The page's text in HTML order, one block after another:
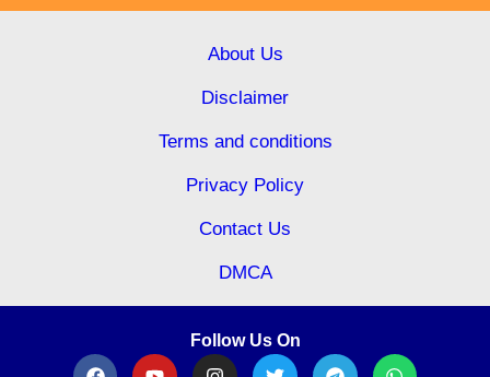
About Us
Disclaimer
Terms and conditions
Privacy Policy
Contact Us
DMCA
Follow Us On